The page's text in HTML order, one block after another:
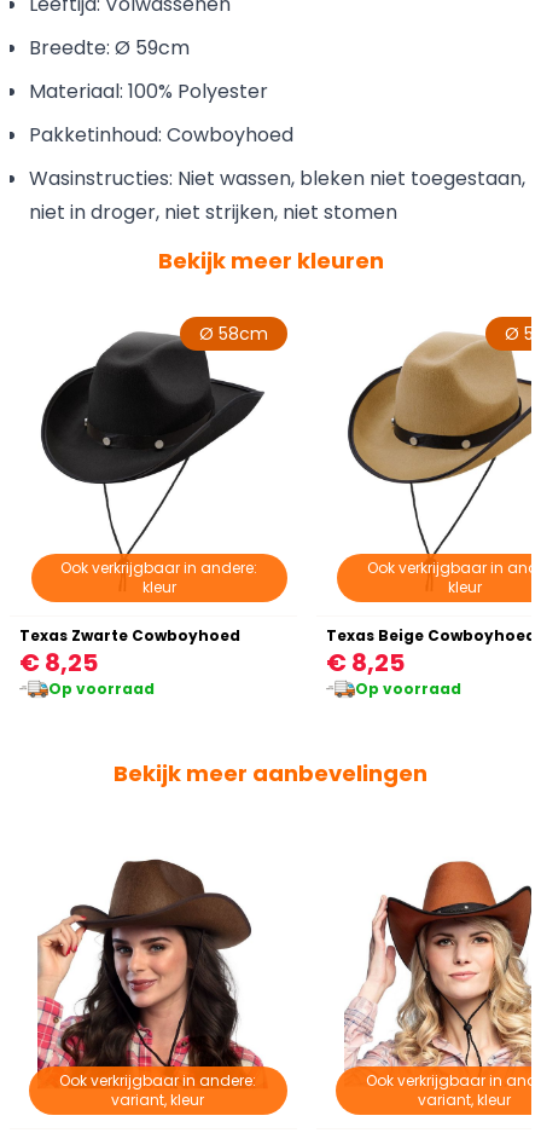
Breedte: Ø 59cm
Materiaal: 100% Polyester
Pakketinhoud: Cowboyhoed
Wasinstructies: Niet wassen, bleken niet toegestaan,
niet in droger, niet strijken, niet stomen
Bekijk meer kleuren
Ook verkrijgbaar in andere:
kleur
Ø 58cm
Texas Zwarte Cowboyhoed
€ 8,25
Op voorraad
Ook verkrijgbaar in
kleur
Ø
Texas Beige Cowboyhoed
€ 8,25
Op voorraad
Bekijk meer aanbevelingen
Ook verkrijgbaar in andere:
variant, kleur
Ook verkrijgbaar in
variant, kleur